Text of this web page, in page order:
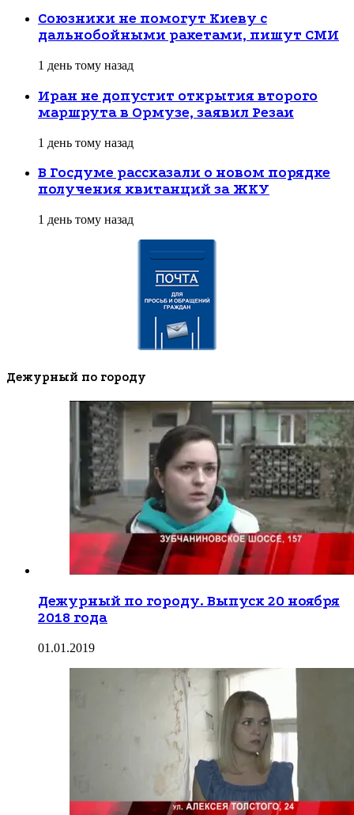
Союзники не помогут Киеву с
дальнобойными ракетами, пишут СМИ
1 день тому назад
Иран не допустит открытия второго
маршрута в Ормузе, заявил Резаи
1 день тому назад
В Госдуме рассказали о новом порядке
получения квитанций за ЖКУ
1 день тому назад
Дежурный по городу
Дежурный по городу. Выпуск 20 ноября
2018 года
01.01.2019